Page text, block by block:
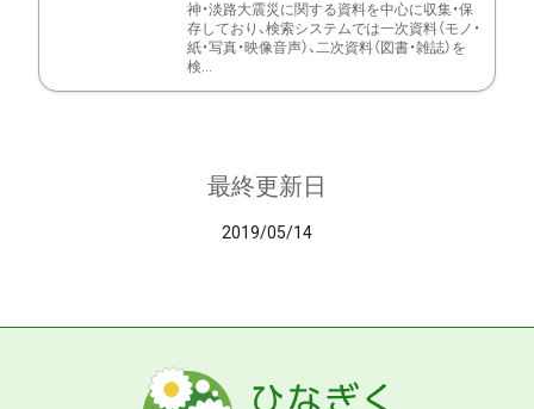
神・淡路大震災に関する資料を中心に収集・保
存しており、検索システムでは一次資料（モノ・
紙・写真・映像音声）、二次資料（図書・雑誌）を
検...
最終更新日
2019/05/14